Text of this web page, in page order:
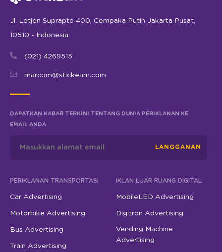
Jl. Letjen Suprapto 400, Cempaka Putih Jakarta Pusat,
10510 - Indonesia
(021) 4269515
marcom@stickearn.com
DAPATKAN KABAR TERKINI TENTANG DUNIA PERIKLANAN KE
EMAIL ANDA
LANGGANAN
PERIKLANAN TRANSPORTASI
Car Advertising
Motorbike Advertising
Bus Advertising
Train Advertising
IKLAN LUAR RUANG DIGITAL
MobileLED Advertising
Digitron Advertising
Vending Machine
Advertising